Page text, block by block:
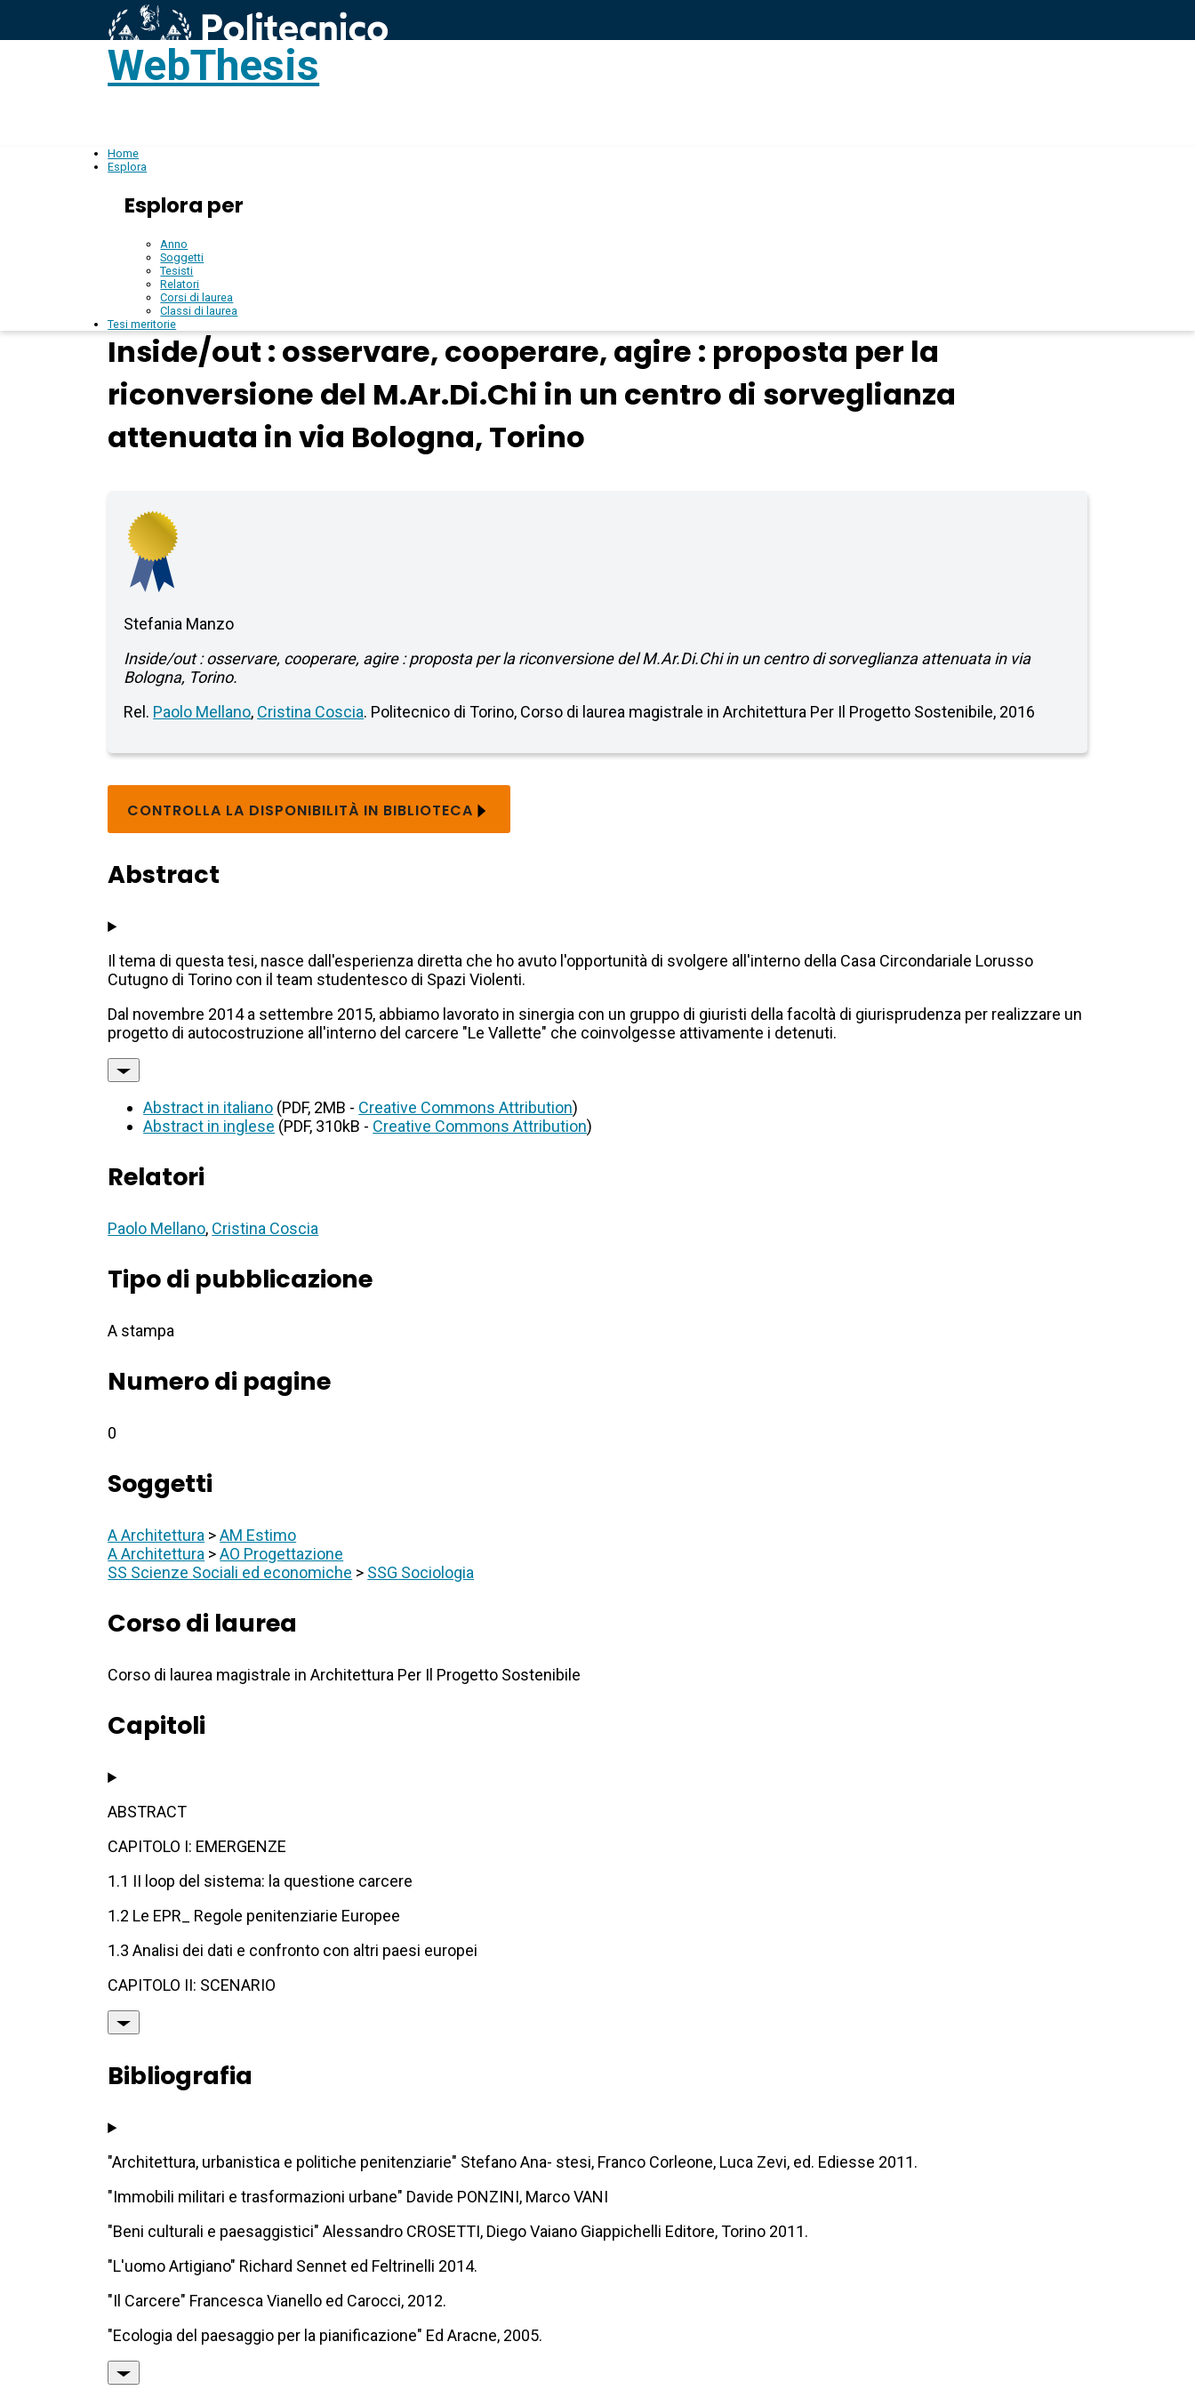
WebThesis
Home
Esplora
Esplora per
Anno
Soggetti
Tesisti
Relatori
Corsi di laurea
Classi di laurea
Tesi meritorie
Inside/out : osservare, cooperare, agire : proposta per la
riconversione del M.Ar.Di.Chi in un centro di sorveglianza
attenuata in via Bologna, Torino
Stefania Manzo
Inside/out : osservare, cooperare, agire : proposta per la riconversione del M.Ar.Di.Chi in un centro di sorveglianza attenuata in via
Bologna, Torino.
Rel. Paolo Mellano, Cristina Coscia. Politecnico di Torino, Corso di laurea magistrale in Architettura Per Il Progetto Sostenibile, 2016
CONTROLLA LA DISPONIBILITÀ IN BIBLIOTECA
Abstract
Il tema di questa tesi, nasce dall'esperienza diretta che ho avuto l'opportunità di svolgere all'interno della Casa Circondariale Lorusso
Cutugno di Torino con il team studentesco di Spazi Violenti.
Dal novembre 2014 a settembre 2015, abbiamo lavorato in sinergia con un gruppo di giuristi della facoltà di giurisprudenza per realizzare un
progetto di autocostruzione all'interno del carcere "Le Vallette" che coinvolgesse attivamente i detenuti.
Abstract in italiano (PDF, 2MB - Creative Commons Attribution)
Abstract in inglese (PDF, 310kB - Creative Commons Attribution)
Relatori
Paolo Mellano, Cristina Coscia
Tipo di pubblicazione
A stampa
Numero di pagine
0
Soggetti
A Architettura >AM Estimo
A Architettura >AO Progettazione
SS Scienze Sociali ed economiche > SSG Sociologia
Corso di laurea
Corso di laurea magistrale in Architettura Per Il Progetto Sostenibile
Capitoli
ABSTRACT
CAPITOLO I: EMERGENZE
1.1 II loop del sistema: la questione carcere
1.2 Le EPR_ Regole penitenziarie Europee
1.3 Analisi dei dati e confronto con altri paesi europei
CAPITOLO II: SCENARIO
Bibliografia
"Architettura, urbanistica e politiche penitenziarie" Stefano Ana- stesi, Franco Corleone, Luca Zevi, ed. Ediesse 2011.
"Immobili militari e trasformazioni urbane" Davide PONZINI, Marco VANI
"Beni culturali e paesaggistici" Alessandro CROSETTI, Diego Vaiano Giappichelli Editore, Torino 2011.
"L'uomo Artigiano" Richard Sennet ed Feltrinelli 2014.
"Il Carcere" Francesca Vianello ed Carocci, 2012.
"Ecologia del paesaggio per la pianificazione" Ed Aracne, 2005.